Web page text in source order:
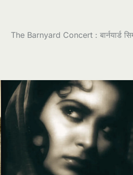
The Barnyard Concert : बार्नयार्ड